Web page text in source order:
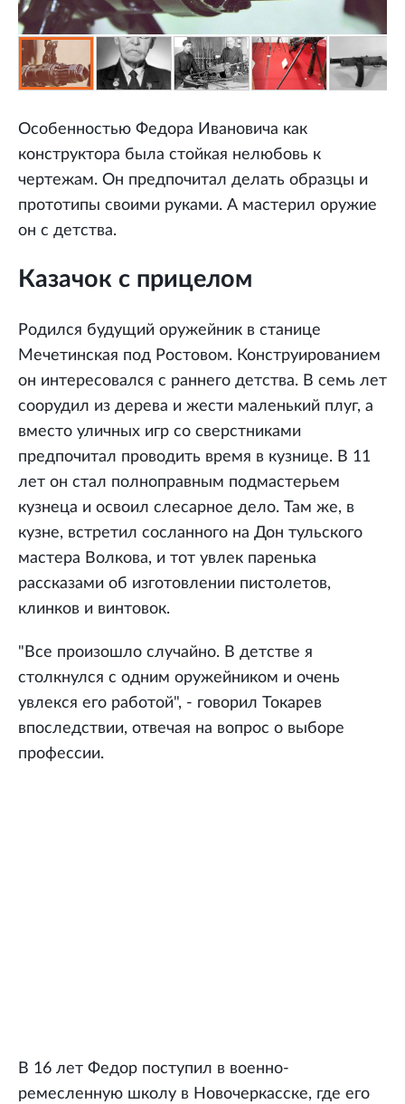
Особенностью Федора Ивановича как
конструктора была стойкая нелюбовь к
чертежам. Он предпочитал делать образцы и
прототипы своими руками. А мастерил оружие
он с детства.
Казачок с прицелом
Родился будущий оружейник в станице
Мечетинская под Ростовом. Конструированием
он интересовался с раннего детства. В семь лет
соорудил из дерева и жести маленький плуг, а
вместо уличных игр со сверстниками
предпочитал проводить время в кузнице. В 11
лет он стал полноправным подмастерьем
кузнеца и освоил слесарное дело. Там же, в
кузне, встретил сосланного на Дон тульского
мастера Волкова, и тот увлек паренька
рассказами об изготовлении пистолетов,
клинков и винтовок.
"Все произошло случайно. В детстве я
столкнулся с одним оружейником и очень
увлекся его работой", - говорил Токарев
впоследствии, отвечая на вопрос о выборе
профессии.
В 16 лет Федор поступил в военно-
ремесленную школу в Новочеркасске, где его